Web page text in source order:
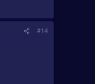
#14